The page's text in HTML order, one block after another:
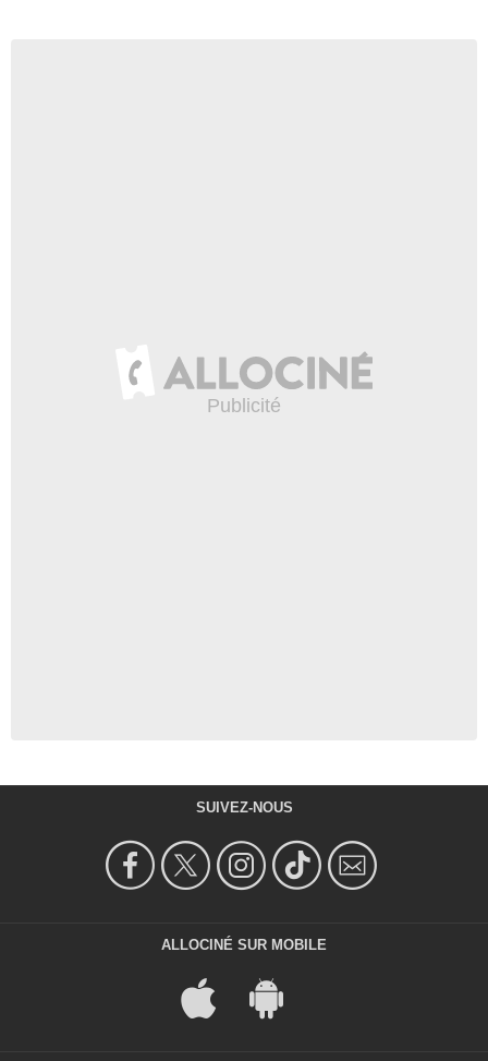
SUIVEZ-NOUS
ALLOCINÉ SUR MOBILE